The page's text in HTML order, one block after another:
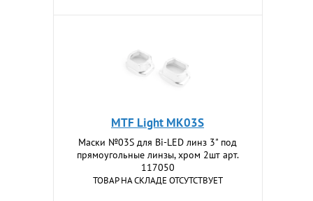
MTF Light MK03S
Маски №03S для Bi-LED линз 3" под
прямоугольные линзы, хром 2шт арт.
117050
ТОВАР НА СКЛАДЕ ОТСУТСТВУЕТ